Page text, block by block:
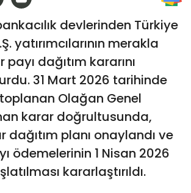
devlerinden Türkiye
yatırımcılarının merakla
dağıtım kararını
31 Mart 2026 tarihinde
Olağan Genel
karar doğrultusunda,
dağıtım planı onaylandı ve
ödemelerinin 1 Nisan 2026
kararlaştırıldı.